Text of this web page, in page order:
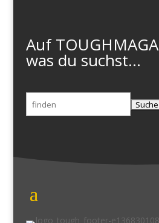
Auf
was du suchst...
Suchen
nach: